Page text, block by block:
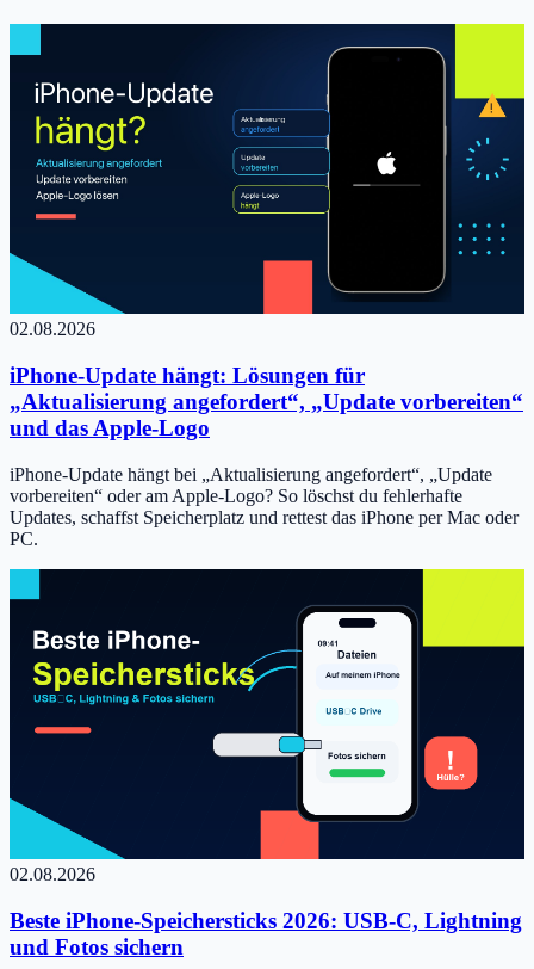
02.08.2026
iPhone-Update hängt: Lösungen für
„Aktualisierung angefordert“, „Update vorbereiten“
und das Apple-Logo
iPhone-Update hängt bei „Aktualisierung angefordert“, „Update
vorbereiten“ oder am Apple-Logo? So löschst du fehlerhafte
Updates, schaffst Speicherplatz und rettest das iPhone per Mac oder
PC.
02.08.2026
Beste iPhone-Speichersticks 2026: USB-C, Lightning
und Fotos sichern